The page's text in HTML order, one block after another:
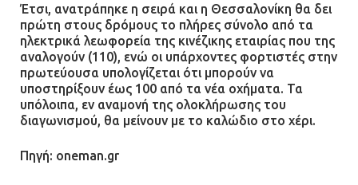
Έτσι, ανατράπηκε η σειρά και η Θεσσαλονίκη θα δει
πρώτη στους δρόμους το πλήρες σύνολο από τα
ηλεκτρικά λεωφορεία της κινέζικης εταιρίας που της
αναλογούν (110), ενώ οι υπάρχοντες φορτιστές στην
πρωτεύουσα υπολογίζεται ότι μπορούν να
υποστηρίξουν έως 100 από τα νέα οχήματα. Τα
υπόλοιπα, εν αναμονή της ολοκλήρωσης του
διαγωνισμού, θα μείνουν με το καλώδιο στο χέρι.
Πηγή: oneman.gr